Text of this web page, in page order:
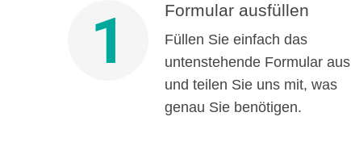
1 Formular ausfüllen
Füllen Sie einfach das
untenstehende Formular aus
und teilen Sie uns mit, was
genau Sie benötigen.